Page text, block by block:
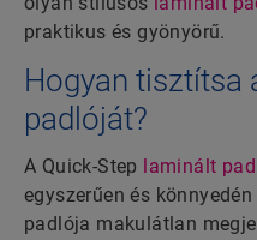
praktikus és gyönyörű.
Hogyan tisztítsa
padlóját?
A Quick-Step
laminált
egyszerűen és
padlója makulátlan